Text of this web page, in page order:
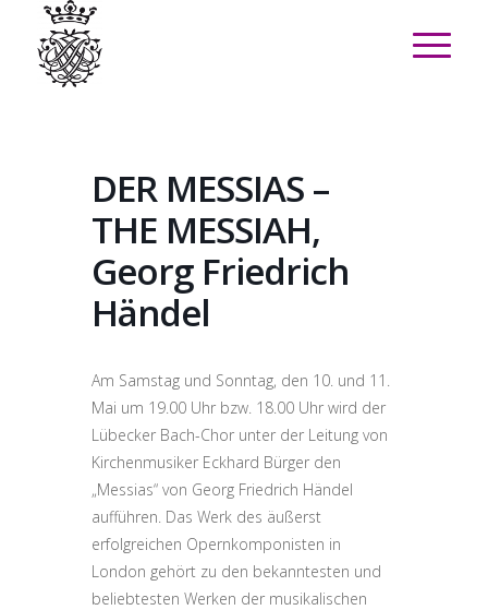
DER MESSIAS –
THE MESSIAH,
Georg Friedrich
Händel
Am Samstag und Sonntag, den 10. und 11.
Mai um 19.00 Uhr bzw. 18.00 Uhr wird der
Lübecker Bach-Chor unter der Leitung von
Kirchenmusiker Eckhard Bürger den
„Messias“ von Georg Friedrich Händel
aufführen. Das Werk des äußerst
erfolgreichen Opernkomponisten in
London gehört zu den bekanntesten und
beliebtesten Werken der musikalischen